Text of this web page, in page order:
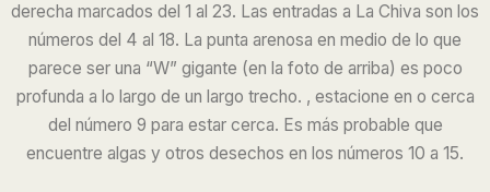
derecha marcados del 1 al 23. Las entradas a La Chiva son los
números del 4 al 18. La punta arenosa en medio de lo que
parece ser una “W” gigante (en la foto de arriba) es poco
profunda a lo largo de un largo trecho. , estacione en o cerca
del número 9 para estar cerca. Es más probable que
encuentre algas y otros desechos en los números 10 a 15.